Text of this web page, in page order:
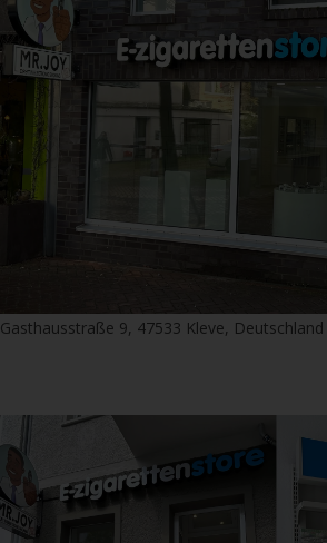
P-Sätze:
Gasthausstraße 9, 47533 Kleve, Deutschland